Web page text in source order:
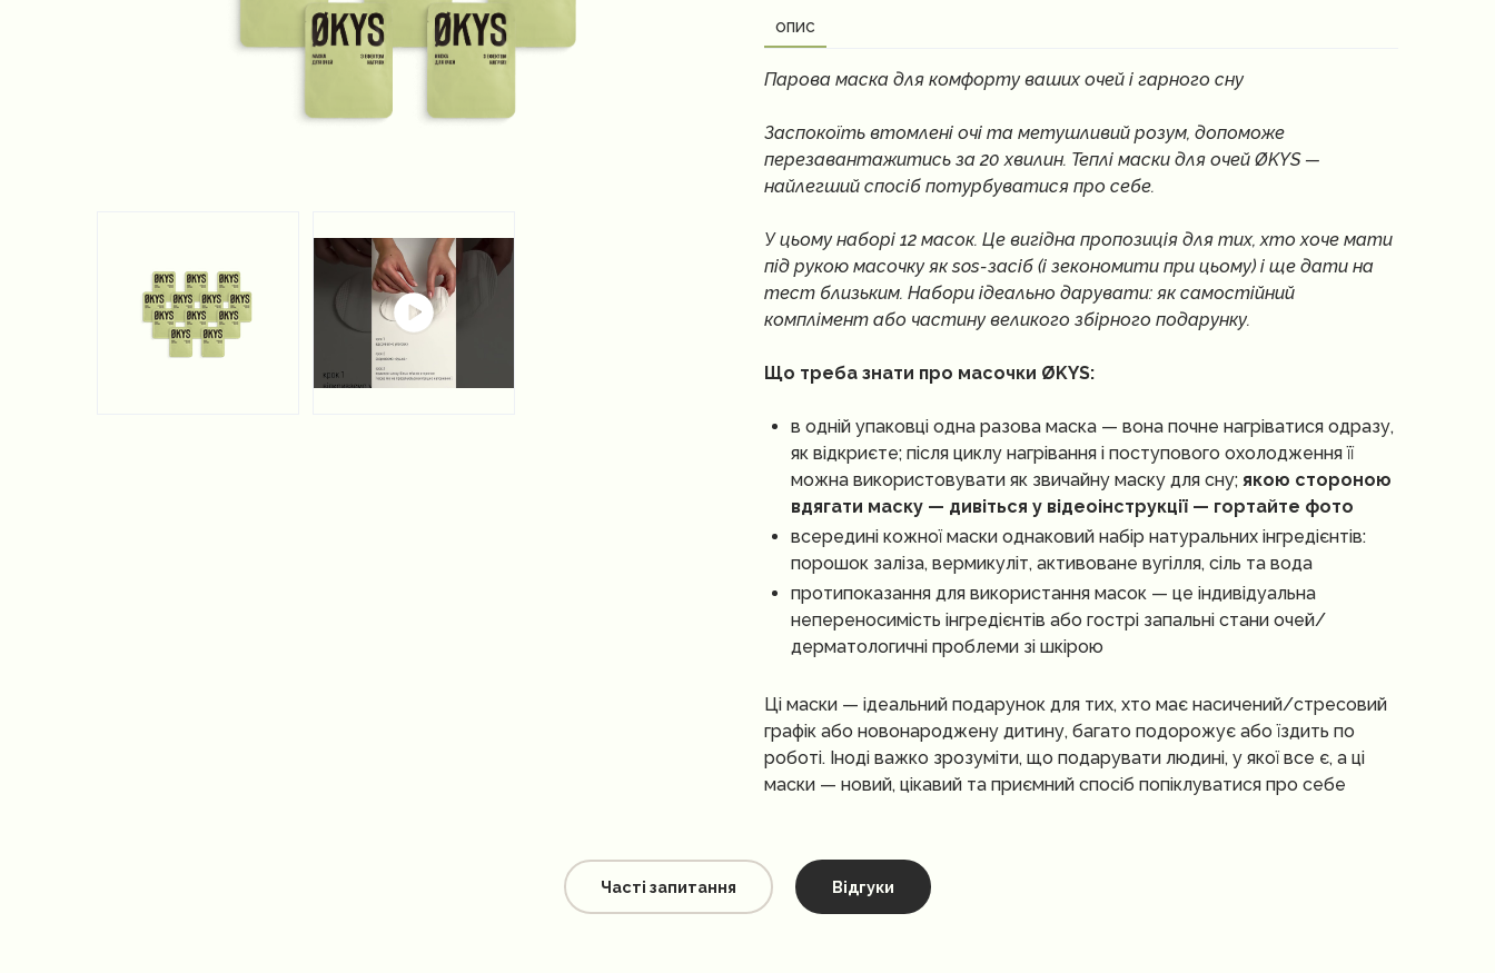
ОПИС
Парова маска для комфорту ваших очей і гарного сну
Заспокоїть втомлені очі та метушливий розум, допоможе
перезавантажитись за 20 хвилин. Теплі маски для очей ØKYS —
найлегший спосіб потурбуватися про себе.
У цьому наборі 12 масок. Це вигідна пропозиція для тих, хто хоче мати
під рукою масочку як sos-засіб (і зекономити при цьому) і ще дати на
тест близьким. Набори ідеально дарувати: як самостійний
комплімент або частину великого збірного подарунку.
Що треба знати про масочки ØKYS:
в одній упаковці одна разова маска — вона почне нагріватися одразу,
як відкриєте; після циклу нагрівання і поступового охолодження її
можна використовувати як звичайну маску для сну; якою стороною
вдягати маску — дивіться у відеоінструкції — гортайте фото
всередині кожної маски однаковий набір натуральних інгредієнтів:
порошок заліза, вермикуліт, активоване вугілля, сіль та вода
протипоказання для використання масок — це індивідуальна
непереносимість інгредієнтів або гострі запальні стани очей/
дерматологичні проблеми зі шкірою
Ці маски — ідеальний подарунок для тих, хто має насичений/стресовий
графік або новонароджену дитину, багато подорожує або їздить по
роботі. Іноді важко зрозуміти, що подарувати людині, у якої все є, а ці
маски — новий, цікавий та приємний спосіб попіклуватися про себе
Часті запитання Відгуки